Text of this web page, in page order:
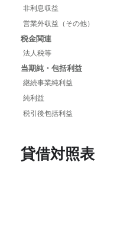
非利息収益
営業外収益（その他）
税金関連
法人税等
当期純・包括利益
継続事業純利益
純利益
税引後包括利益
貸借対照表